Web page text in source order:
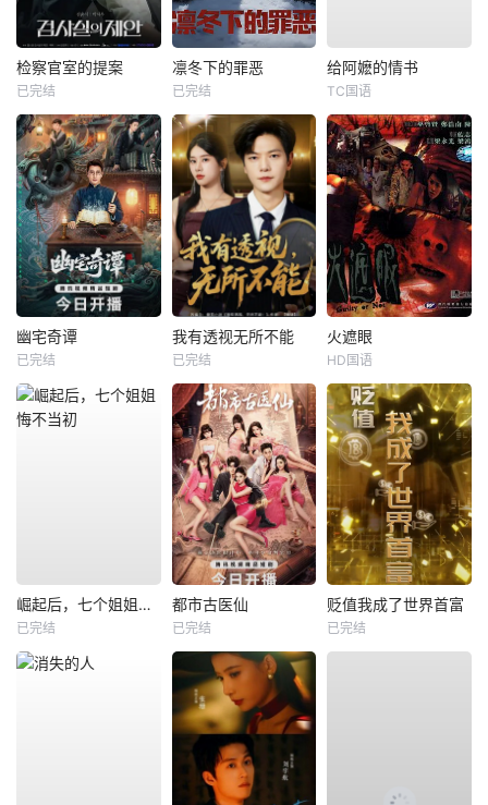
检察官室的提案
已完结
凛冬下的罪恶
已完结
给阿嬷的情书
TC国语
幽宅奇谭
已完结
我有透视无所不能
已完结
火遮眼
HD国语
崛起后，七个姐姐悔不当初
已完结
都市古医仙
已完结
贬值我成了世界首富
已完结